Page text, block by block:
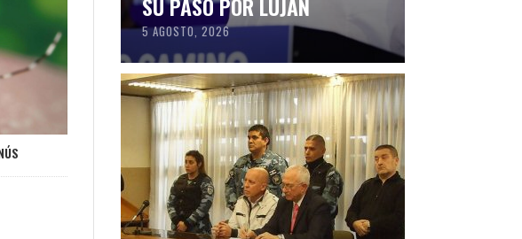
5 AGOSTO, 2026